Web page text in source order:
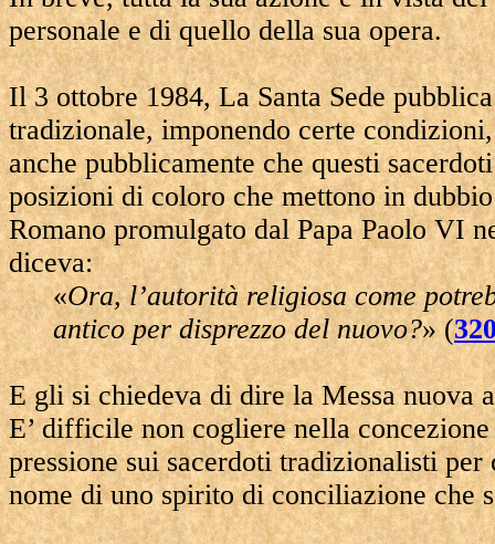
personale e di quello della sua opera.
Il 3 ottobre 1984, La Santa Sede
tradizionale, imponendo certe
anche pubblicamente che questi
posizioni di coloro che mettono in
Romano promulgato dal Papa Paolo VI
diceva:
«Ora, l’autorità religiosa come
antico per disprezzo del nuovo?» (
E gli si chiedeva di dire la Messa nuova
E’ difficile non cogliere nella
pressione sui sacerdoti tradizionalisti
nome di uno spirito di conciliazione che